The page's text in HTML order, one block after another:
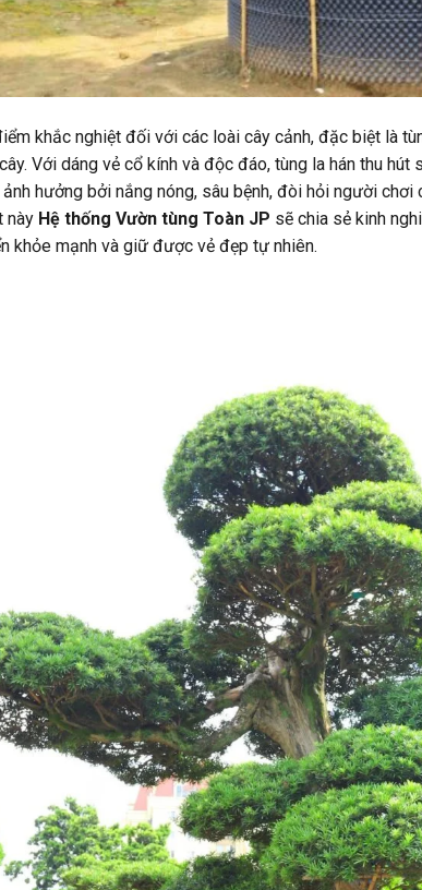
khắc nghiệt đối với các loài cây cảnh, đặc biệt là
Với dáng vẻ cổ kính và độc đáo, tùng la hán thu hút
hưởng bởi nắng nóng, sâu bệnh, đòi hỏi người
này Hệ thống Vườn tùng Toàn JP sẽ chia sẻ kinh
khỏe mạnh và giữ được vẻ đẹp tự nhiên.